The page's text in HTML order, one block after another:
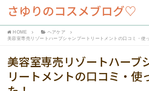
さゆりのコスメブログ♡
HOME
ヘアケア
美容室専売リゾートハーブシャンプートリートメントの口コミ・使
美容室専売リゾートハーブ
リートメントの口コミ・使